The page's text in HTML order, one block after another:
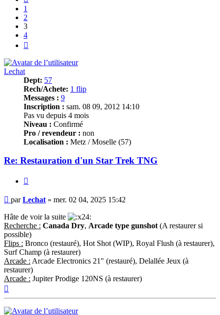
1
2
3
4
Lechat
Dept: 57
Rech/Achete: 1 flip
Messages : 9
Inscription : sam. 08 09, 2012 14:10
Pas vu depuis 4 mois
Niveau : Confirmé
Pro / revendeur : non
Localisation : Metz / Moselle (57)
Re: Restauration d'un Star Trek TNG
Message
parLechat » mer. 02 04, 2025 15:42
Hâte de voir la suite
Recherche : Canada Dry, Arcade type gunshot (A restaurer si
possible)
Flips : Bronco (restauré), Hot Shot (WIP), Royal Flush (à restaurer),
Surf Champ (à restaurer)
Arcade : Arcade Electronics 21" (restauré), Delallée Jeux (à
restaurer)
Arcade : Jupiter Prodige 120NS (à restaurer)